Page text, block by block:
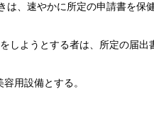
、速やかに所定の申請書を保
しようとする者は、所定の届出
用設備とする。